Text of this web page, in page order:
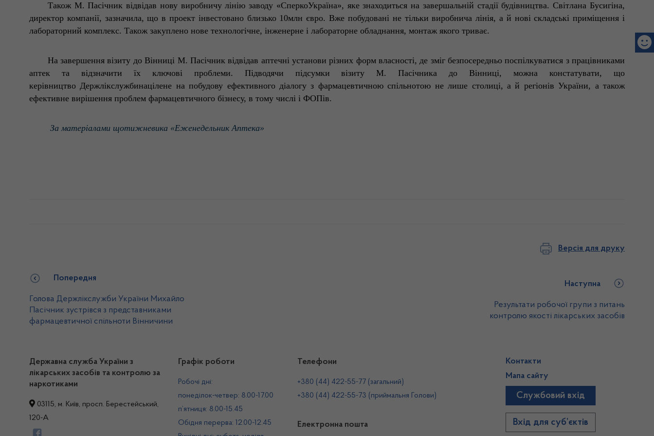
Також М. Пасічник відвідав нову виробничу лінію заводу «СперкоУкраїна», яке знаходиться на завершальній стадії будівництва. Світлана Бусигіна,
директор компанії, зазначила, що в проект інвестовано близько 10млн євро. Вже побудовані не тільки виробнича лінія, а й нові складські приміщення і
лабораторний комплекс. Також закуплено нове технологічне, інженерне і лабораторне обладнання, монтаж якого триває.
На завершення візиту до Вінниці М. Пасічник відвідав аптечні установи різних форм власності, де зміг безпосередньо поспілкуватися з працівниками
аптек та відзначити їх ключові проблеми. Підводячи підсумки візиту М. Пасічника до Вінниці, можна констатувати, що
керівництво Держлікслужбинацілене на побудову ефективного діалогу з фармацевтичною спільнотою не лише столиці, а й регіонів України, а також
ефективне вирішення проблем фармацевтичного бізнесу, в тому числі і ФОПів.
За матеріалами щотижневика «Еженедельник Аптека»
Версія для друку
Попередня
Голова Держлікслужби України Михайло
Пасічник зустрівся з представниками
фармацевтичної спільноти Вінничини
Наступна
Результати робочої групи з питань
контролю якості лікарських засобів
Державна служба України з
лікарських засобів та контролю за
наркотиками
03115, м. Київ, просп. Берестейський,
120-А
Графік роботи
Робочі дні:
понеділок-четвер: 8.00-17.00
п’ятниця: 8.00-15.45
Обідня перерва: 12.00-12.45
Телефони
+380 (44) 422-55-77 (загальний)
+380 (44) 422-55-73 (приймальня Голови)
Електронна пошта
Контакти
Мапа сайту
Службовий вхід
Вхід для суб’єктів